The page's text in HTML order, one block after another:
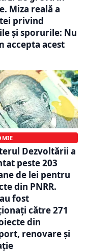
Miza reală a
privind
și sporurile: Nu
accepta acest
Dezvoltării a
peste 203
de lei pentru
din PNRR.
fost
către 271
din
renovare și